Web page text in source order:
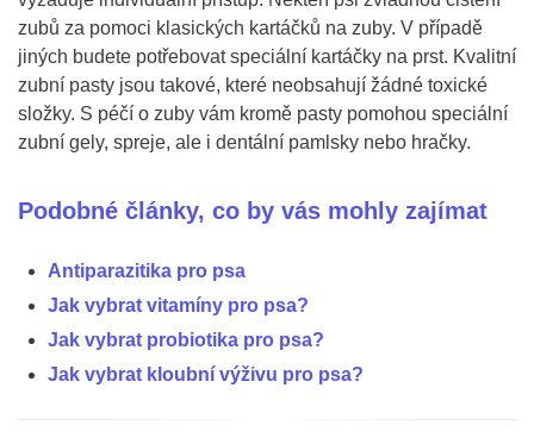
zubů za pomoci klasických kartáčků na zuby. V případě
jiných budete potřebovat speciální kartáčky na prst. Kvalitní
zubní pasty jsou takové, které neobsahují žádné toxické
složky. S péčí o zuby vám kromě pasty pomohou speciální
zubní gely, spreje, ale i dentální pamlsky nebo hračky.
Podobné články, co by vás mohly zajímat
Antiparazitika pro psa
Jak vybrat vitamíny pro psa?
Jak vybrat probiotika pro psa?
Jak vybrat kloubní výživu pro psa?